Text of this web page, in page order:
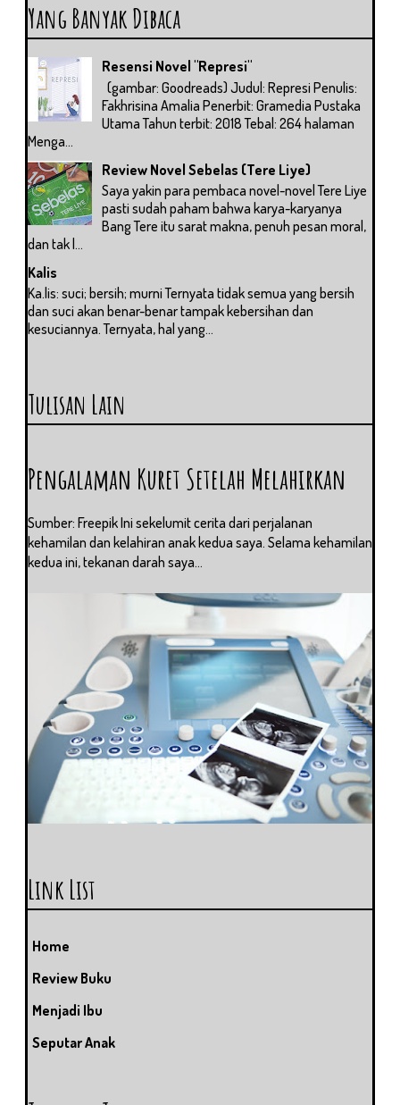
Yang Banyak Dibaca
Resensi Novel "Represi"
(gambar: Goodreads) Judul: Represi Penulis:
Fakhrisina Amalia Penerbit: Gramedia Pustaka
Utama Tahun terbit: 2018 Tebal: 264 halaman
Menga...
Review Novel Sebelas (Tere Liye)
Saya yakin para pembaca novel-novel Tere Liye
pasti sudah paham bahwa karya-karyanya
Bang Tere itu sarat makna, penuh pesan moral,
dan tak l...
Kalis
Ka.lis: suci; bersih; murni Ternyata tidak semua yang bersih
dan suci akan benar-benar tampak kebersihan dan
kesuciannya. Ternyata, hal yang...
Tulisan Lain
Pengalaman Kuret Setelah Melahirkan
Sumber: Freepik Ini sekelumit cerita dari perjalanan
kehamilan dan kelahiran anak kedua saya. Selama kehamilan
kedua ini, tekanan darah saya...
Link List
Home
Review Buku
Menjadi Ibu
Seputar Anak